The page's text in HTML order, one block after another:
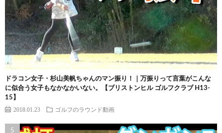
ドラコン女子・杉山美帆ちゃんのマン振り！｜万振りって言葉がこんな
に似合う女子もなかなかいない。【ブリストンヒル ゴルフクラブ H13-
15】
2018.01.23 ゴルフのラウンド動画